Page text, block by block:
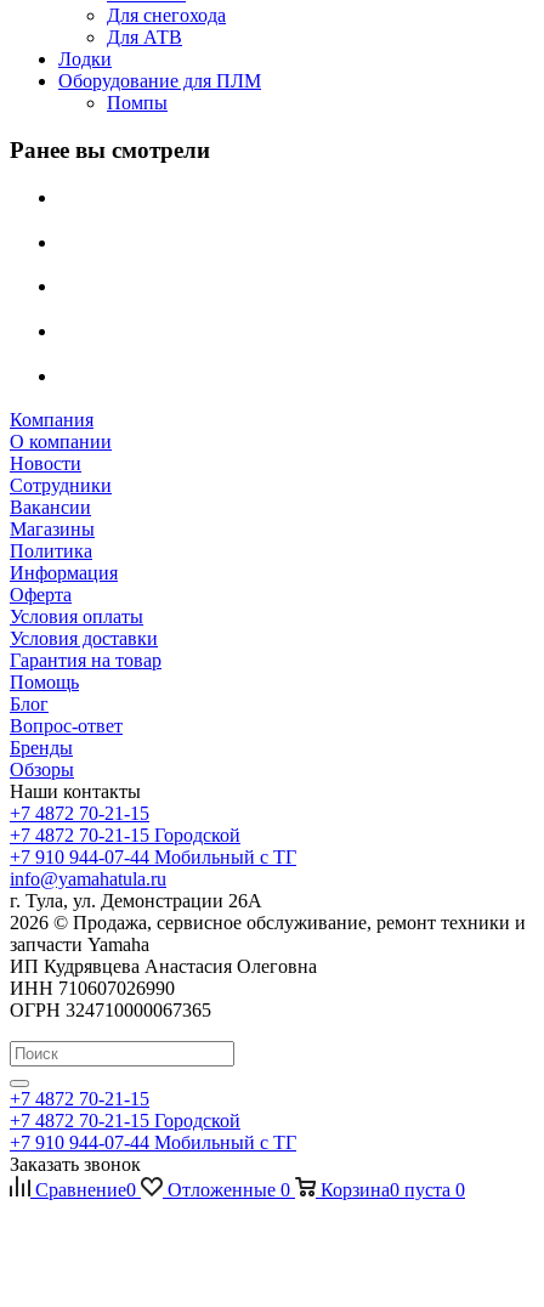
Для снегохода
Для АТВ
Лодки
Оборудование для ПЛМ
Помпы
Ранее вы смотрели
Компания
О компании
Новости
Сотрудники
Вакансии
Магазины
Политика
Информация
Оферта
Условия оплаты
Условия доставки
Гарантия на товар
Помощь
Блог
Вопрос-ответ
Бренды
Обзоры
Наши контакты
+7 4872 70-21-15
+7 4872 70-21-15 Городской
+7 910 944-07-44 Мобильный с ТГ
info@yamahatula.ru
г. Тула, ул. Демонстрации 26А
2026 © Продажа, сервисное обслуживание, ремонт техники и
запчасти Yamaha
ИП Кудрявцева Анастасия Олеговна
ИНН 710607026990
ОГРН 324710000067365
+7 4872 70-21-15
+7 4872 70-21-15 Городской
+7 910 944-07-44 Мобильный с ТГ
Заказать звонок
Сравнение0 Отложенные 0 Корзина0 пуста 0